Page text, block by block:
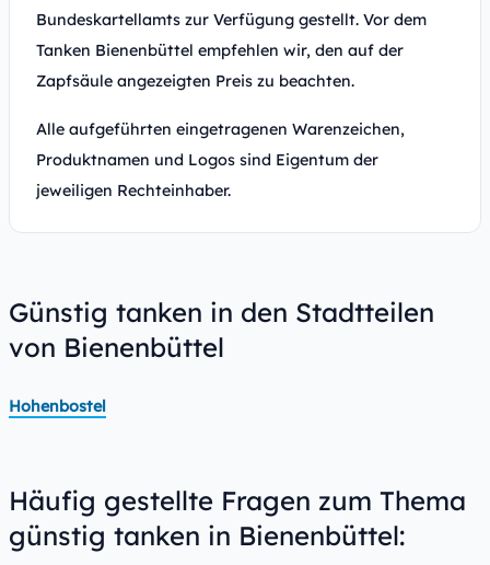
Bundeskartellamts zur Verfügung gestellt. Vor dem
Tanken Bienenbüttel empfehlen wir, den auf der
Zapfsäule angezeigten Preis zu beachten.
Alle aufgeführten eingetragenen Warenzeichen,
Produktnamen und Logos sind Eigentum der
jeweiligen Rechteinhaber.
Günstig tanken in den Stadtteilen
von Bienenbüttel
Hohenbostel
Häufig gestellte Fragen zum Thema
günstig tanken in Bienenbüttel: